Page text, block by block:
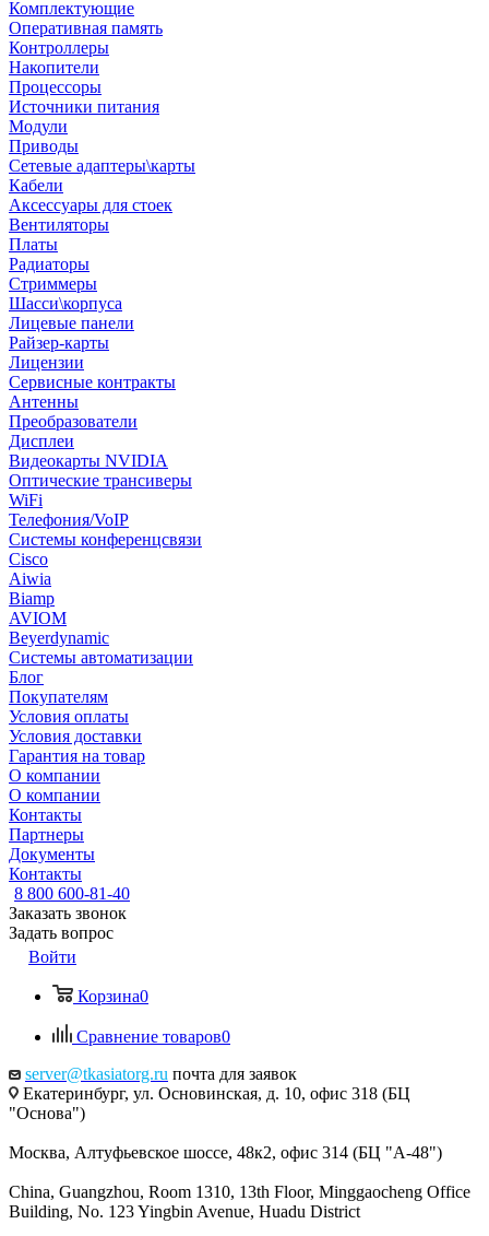
Комплектующие
Оперативная память
Контроллеры
Накопители
Процессоры
Источники питания
Модули
Приводы
Сетевые адаптеры\карты
Кабели
Аксессуары для стоек
Вентиляторы
Платы
Радиаторы
Стриммеры
Шасси\корпуса
Лицевые панели
Райзер-карты
Лицензии
Сервисные контракты
Антенны
Преобразователи
Дисплеи
Видеокарты NVIDIA
Оптические трансиверы
WiFi
Телефония/VoIP
Системы конференцсвязи
Cisco
Aiwia
Biamp
AVIOM
Beyerdynamic
Системы автоматизации
Блог
Покупателям
Условия оплаты
Условия доставки
Гарантия на товар
О компании
О компании
Контакты
Партнеры
Документы
Контакты
8 800 600-81-40
Заказать звонок
Задать вопрос
Войти
Корзина0
Сравнение товаров0
server@tkasiatorg.ru почта для заявок
Екатеринбург, ул. Основинская, д. 10, офис 318 (БЦ
"Основа")
Москва, Алтуфьевское шоссе, 48к2, офис 314 (БЦ "А-48")
China, Guangzhou, Room 1310, 13th Floor, Minggaocheng Office
Building, No. 123 Yingbin Avenue, Huadu District